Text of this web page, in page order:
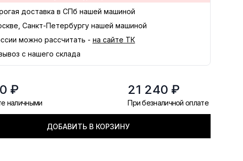
доставка в СПб нашей машиной
Санкт-Петербургу нашей машиной
можно рассчитать - на сайте ТК
с нашего склада
₽
наличными
21 240 ₽
При безналичной оплате
ДОБАВИТЬ В КОРЗИНУ